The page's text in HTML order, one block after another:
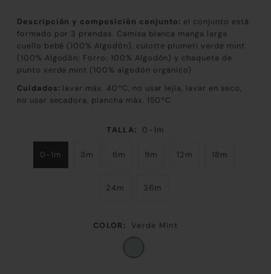
Descripción y composición conjunto: el conjunto está
formado por 3 prendas. Camisa blanca manga larga
cuello bebé (100% Algodón), culotte plumeti verde mint
( 100% Algodón; Forro: 100% Algodón) y chaqueta de
punto verde mint (100% algodón orgánico)
Cuidados: lavar máx. 40ºC, no usar lejía, lavar en seco,
no usar secadora, plancha máx. 150ºC
TALLA: 0-1m
0-1m 3m 6m 9m 12m 18m
24m 36m
COLOR: Verde Mint